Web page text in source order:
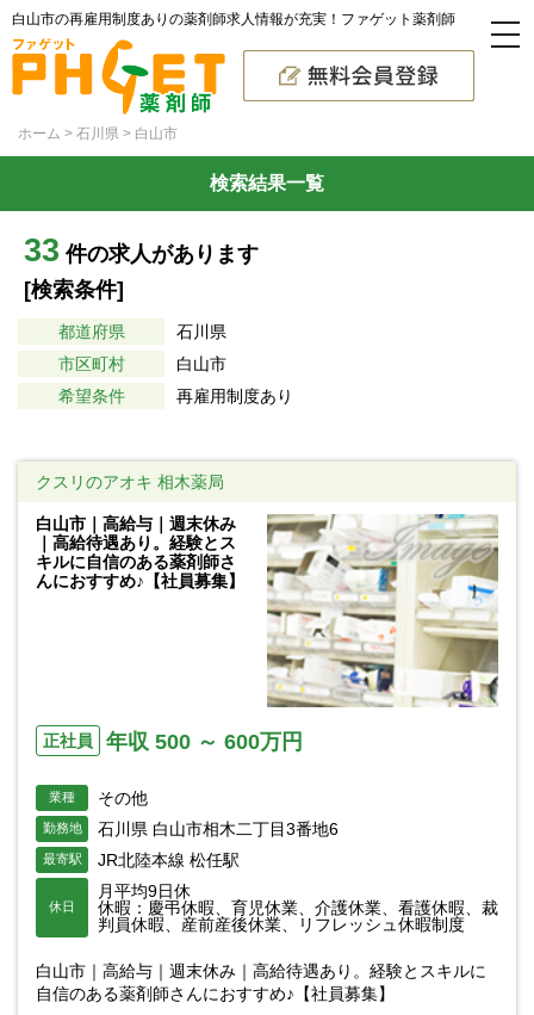
白山市の再雇用制度ありの薬剤師求人情報が充実！ファゲット薬剤師
ホーム 石川県 白山市
検索結果一覧
33 件の求人があります
[検索条件]
都道府県
石川県
市区町村
白山市
希望条件
再雇用制度あり
クスリのアオキ 相木薬局
白山市｜高給与｜週末休み
｜高給待遇あり。経験とス
キルに自信のある薬剤師さ
んにおすすめ♪【社員募集】
正社員 年収 500 ～ 600万円
業種 その他
勤務地 石川県 白山市相木二丁目3番地6
最寄駅 JR北陸本線 松任駅
休日
月平均9日休
休暇：慶弔休暇、育児休業、介護休業、看護休暇、裁
判員休暇、産前産後休業、リフレッシュ休暇制度
白山市｜高給与｜週末休み｜高給待遇あり。経験とスキルに
自信のある薬剤師さんにおすすめ♪【社員募集】